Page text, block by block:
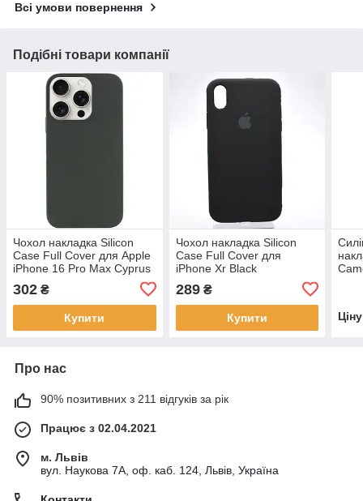
Всі умови повернення
Подібні товари компанії
Чохол накладка Silicon
Case Full Cover для Apple
iPhone 16 Pro Max Cyprus
302 ₴
Купити
Чохол накладка Silicon
Case Full Cover для
iPhone Xr Black
289₴
Купити
Про нас
90% позитивних з 211 відгуків за рік
Працює з 02.04.2021
м. Львів
вул. Наукова 7А, оф. каб. 124, Львів, Україна